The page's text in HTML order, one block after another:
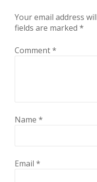
Your email address
fields are marked *
Comment*
Name *
Email *